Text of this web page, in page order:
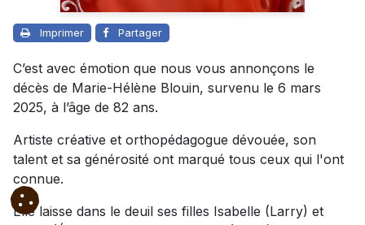
Imprimer Partager
C’est avec émotion que nous vous annonçons le
décès de Marie-Hélène Blouin, survenu le 6 mars
2025, à l’âge de 82 ans.
Artiste créative et orthopédagogue dévouée, son
talent et sa générosité ont marqué tous ceux qui l'ont
connue.
Elle laisse dans le deuil ses filles Isabelle (Larry) et